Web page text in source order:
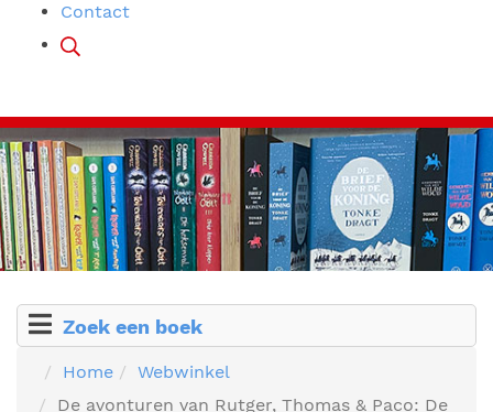
Contact
Zoek een boek
Home
Webwinkel
De avonturen van Rutger, Thomas & Paco: De